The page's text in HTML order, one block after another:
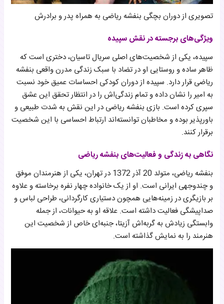
تصویری از دوران بچگی بنفشه ریاضی به همراه پدر و برادرش
ویژگی‌های برجسته در نقش سپیده
سپیده، یکی از شخصیت‌های اصلی سریال تاسیان، دختری است که
ظاهر ساده و روستایی او در تضاد با سبک زندگی مدرن واقعی بنفشه
ریاضی قرار دارد. سپیده از دوران کودکی احساسات عمیق خود نسبت
به امیر را نشان داده و تمام زندگی‌اش را در انتظار تحقق این عشق
سپری کرده است. بازی بنفشه ریاضی در این نقش به شدت طبیعی و
باورپذیر بوده و مخاطبان توانسته‌اند ارتباط احساسی با این شخصیت
برقرار کنند.
نگاهی به زندگی و فعالیت‌های بنفشه ریاضی
بنفشه ریاضی، متولد 20 آذر 1372 در تهران، یکی از هنرمندان موفق
و چندوجهی ایرانی است. او از یک خانواده چهار نفره برخاسته و علاوه
بر بازیگری در زمینه‌هایی همچون دستیاری کارگردانی، طراحی لباس و
صداپیشگی فعالیت داشته است. علاقه او به حیوانات، از جمله
وابستگی زیادش به گربه‌اش آزیتا، جنبه‌ای خاص از شخصیت این
هنرمند را به نمایش گذاشته است.